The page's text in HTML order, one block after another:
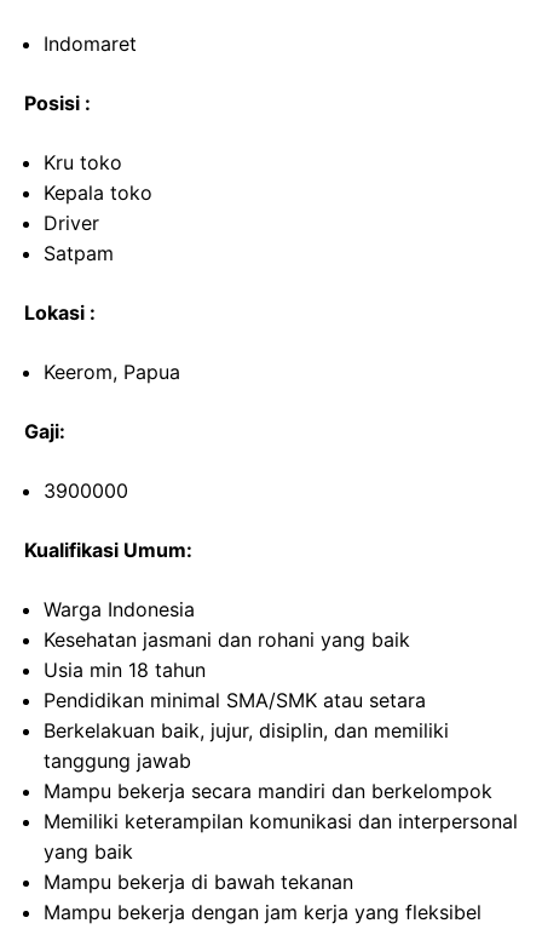
Indomaret
Posisi :
Kru toko
Kepala toko
Driver
Satpam
Lokasi :
Keerom, Papua
Gaji:
3900000
Kualifikasi Umum:
Warga Indonesia
Kesehatan jasmani dan rohani yang baik
Usia min 18 tahun
Pendidikan minimal SMA/SMK atau setara
Berkelakuan baik, jujur, disiplin, dan memiliki
tanggung jawab
Mampu bekerja secara mandiri dan berkelompok
Memiliki keterampilan komunikasi dan interpersonal
yang baik
Mampu bekerja di bawah tekanan
Mampu bekerja dengan jam kerja yang fleksibel